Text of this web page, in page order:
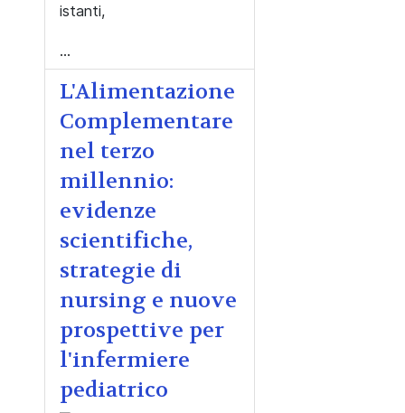
istanti,
...
L'Alimentazione
Complementare
nel terzo
millennio:
evidenze
scientifiche,
strategie di
nursing e nuove
prospettive per
l'infermiere
pediatrico